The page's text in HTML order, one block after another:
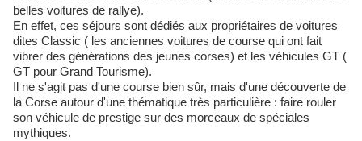
belles voitures de rallye).
En effet, ces séjours sont dédiés aux propriétaires de voitures
dites Classic ( les anciennes voitures de course qui ont fait
vibrer des générations des jeunes corses) et les véhicules GT (
GT pour Grand Tourisme).
Il ne s'agit pas d'une course bien sûr, mais d'une découverte de
la Corse autour d'une thématique très particulière : faire rouler
son véhicule de prestige sur des morceaux de spéciales
mythiques.